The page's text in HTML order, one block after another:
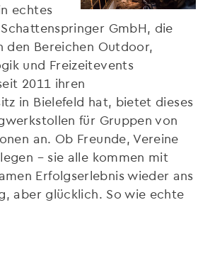
echtes
GmbH, die
den Bereichen Outdoor,
und Freizeitevents
2011 ihren
in Bielefeld hat, bietet dieses
für Gruppen von
an. Ob Freunde, Vereine
– sie alle kommen mit
Erfolgserlebnis wieder ans
aber glücklich. So wie echte